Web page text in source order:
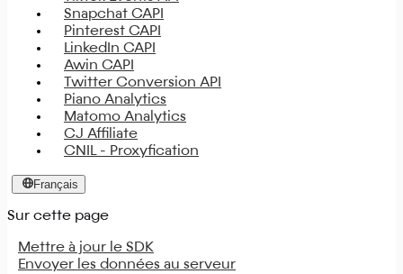
Snapchat CAPI
Pinterest CAPI
LinkedIn CAPI
Awin CAPI
Twitter Conversion API
Piano Analytics
Matomo Analytics
CJ Affiliate
CNIL - Proxyfication
Français
Sur cette page
Mettre à jour le SDK
Envoyer les données au serveur